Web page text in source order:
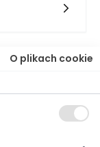
O plikach cookie